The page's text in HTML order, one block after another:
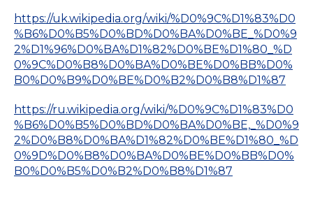
https://uk.wikipedia.org/wiki/%D0%9C%D1%83%D0
%B6%D0%B5%D0%BD%D0%BA%D0%BE_%D0%9
2%D1%96%D0%BA%D1%82%D0%BE%D1%80_%D
0%9C%D0%B8%D0%BA%D0%BE%D0%BB%D0%
B0%D0%B9%D0%BE%D0%B2%D0%B8%D1%87
https://ru.wikipedia.org/wiki/%D0%9C%D1%83%D0
%B6%D0%B5%D0%BD%D0%BA%D0%BE,_%D0%9
2%D0%B8%D0%BA%D1%82%D0%BE%D1%80_%D
0%9D%D0%B8%D0%BA%D0%BE%D0%BB%D0%
B0%D0%B5%D0%B2%D0%B8%D1%87